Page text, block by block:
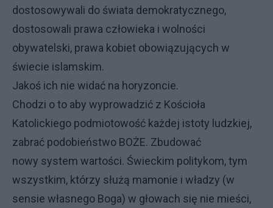
dostosowywali do świata demokratycznego,
dostosowali prawa człowieka i wolności
obywatelski, prawa kobiet obowiązujących w
świecie islamskim.
Jakoś ich nie widać na horyzoncie.
Chodzi o to aby wyprowadzić z Kościoła
Katolickiego podmiotowość każdej istoty ludzkiej,
zabrać podobieństwo BOŻE. Zbudować
nowy system wartości. Świeckim politykom, tym
wszystkim, którzy służą mamonie i władzy (w
sensie własnego Boga) w głowach się nie mieści,